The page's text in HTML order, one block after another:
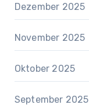
Dezember 2025
November 2025
Oktober 2025
September 2025